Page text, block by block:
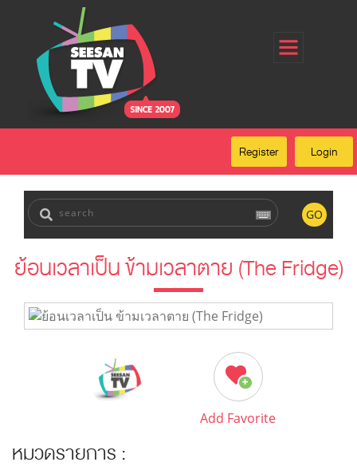
Register
Login
Forgot Password
FAQ
Login
Register
GO
ย้อนเวลาเป็น ข้ามเวลาตาย (The Fridge)
Add Favorite
หมวดรายการ :